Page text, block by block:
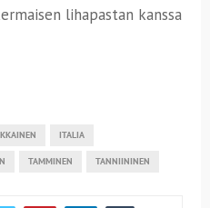
lihapastan kanssa
ITALIA
TAMMINEN TANNIININEN